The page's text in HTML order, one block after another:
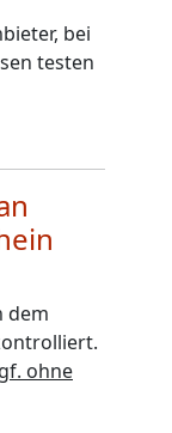
bei
testen
dem
ohne